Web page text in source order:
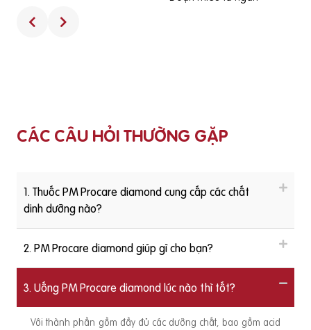
CÁC CÂU HỎI THƯỜNG GẶP
1. Thuốc PM Procare diamond cung cấp các chất
dinh dưỡng nào?
2. PM Procare diamond giúp gì cho bạn?
3. Uống PM Procare diamond lúc nào thì tốt?
Với thành phần gồm đầy đủ các dưỡng chất, bao gồm acid